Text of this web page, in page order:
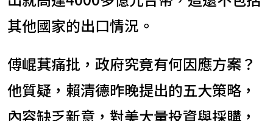
其他國家的出口情況。
傅崐萁痛批，政府究竟有何因應方案？
他質疑，賴清德昨晚提出的五大策略，
內容缺乏新意，對美大量投資與採購，